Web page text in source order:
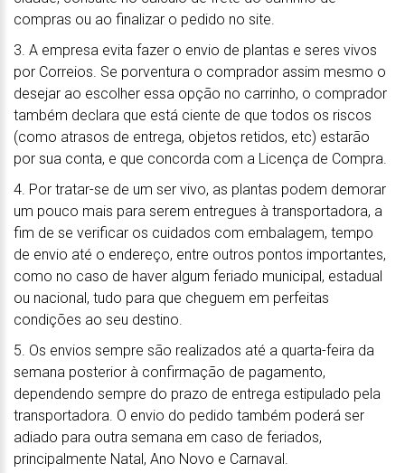
compras ou ao finalizar o pedido no site.
3. A empresa evita fazer o envio de plantas e seres vivos
por Correios. Se porventura o comprador assim mesmo o
desejar ao escolher essa opção no carrinho, o comprador
também declara que está ciente de que todos os riscos
(como atrasos de entrega, objetos retidos, etc) estarão
por sua conta, e que concorda com a Licença de Compra.
4. Por tratar-se de um ser vivo, as plantas podem demorar
um pouco mais para serem entregues à transportadora, a
fim de se verificar os cuidados com embalagem, tempo
de envio até o endereço, entre outros pontos importantes,
como no caso de haver algum feriado municipal, estadual
ou nacional, tudo para que cheguem em perfeitas
condições ao seu destino.
5. Os envios sempre são realizados até a quarta-feira da
semana posterior à confirmação de pagamento,
dependendo sempre do prazo de entrega estipulado pela
transportadora. O envio do pedido também poderá ser
adiado para outra semana em caso de feriados,
principalmente Natal, Ano Novo e Carnaval.